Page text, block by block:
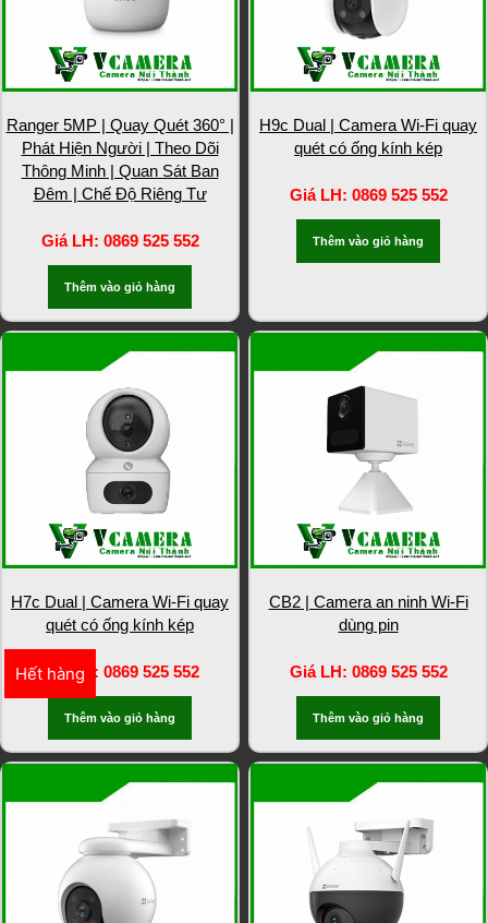
Hết hàng
Ranger 5MP | Quay Quét 360° |
Phát Hiện Người | Theo Dõi
Thông Minh | Quan Sát Ban
Đêm | Chế Độ Riêng Tư
Giá LH: 0869 525 552
Thêm vào giỏ hàng
H9c Dual | Camera Wi-Fi quay
quét có ống kính kép
Giá LH: 0869 525 552
Thêm vào giỏ hàng
H7c Dual | Camera Wi-Fi quay
quét có ống kính kép
Giá LH: 0869 525 552
Thêm vào giỏ hàng
CB2 | Camera an ninh Wi-Fi
dùng pin
Giá LH: 0869 525 552
Thêm vào giỏ hàng